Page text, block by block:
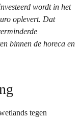
wordt in het
oplevert. Dat
binnen de horeca en
tegen